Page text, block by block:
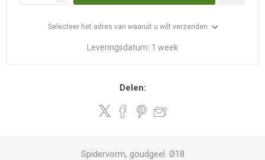
Selecteer het adres van waaruit u wilt verzenden
Leveringsdatum: 1 week
Delen:
Spidervorm, goudgeel. Ø18